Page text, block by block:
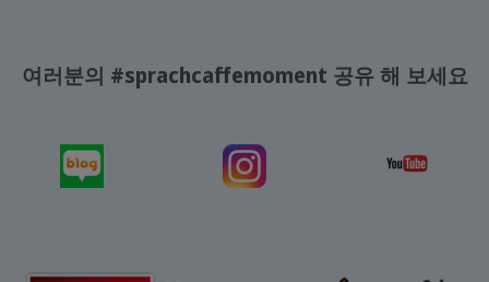
여러분의 #sprachcaffemoment 공유 해 보세요